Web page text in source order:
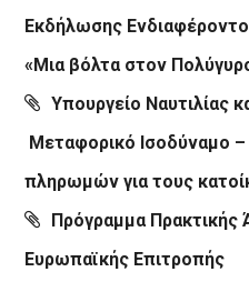
Εκδήλωσης
«Μια βόλτα στον
Υπουργείο Ναυτιλίας
Μεταφορικό Ισοδύναμο
πληρωμών για τους
Πρόγραμμα
Ευρωπαϊκής Επιτροπής